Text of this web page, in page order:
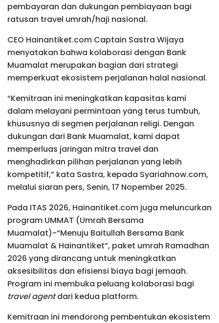
pembayaran dan dukungan pembiayaan bagi
ratusan travel umrah/haji nasional.
CEO Hainantiket.com Captain Sastra Wijaya
menyatakan bahwa kolaborasi dengan Bank
Muamalat merupakan bagian dari strategi
memperkuat ekosistem perjalanan halal nasional.
“Kemitraan ini meningkatkan kapasitas kami
dalam melayani permintaan yang terus tumbuh,
khususnya di segmen perjalanan religi. Dengan
dukungan dari Bank Muamalat, kami dapat
memperluas jaringan mitra travel dan
menghadirkan pilihan perjalanan yang lebih
kompetitif,” kata Sastra, kepada Syariahnow.com,
melalui siaran pers, Senin, 17 Nopember 2025.
Pada ITAS 2026, Hainantiket.com juga meluncurkan
program UMMAT (Umrah Bersama
Muamalat)-“Menuju Baitullah Bersama Bank
Muamalat & Hainantiket”, paket umrah Ramadhan
2026 yang dirancang untuk meningkatkan
aksesibilitas dan efisiensi biaya bagi jemaah.
Program ini membuka peluang kolaborasi bagi
travel agentdari kedua platform.
Kemitraan ini mendorong pembentukan ekosistem